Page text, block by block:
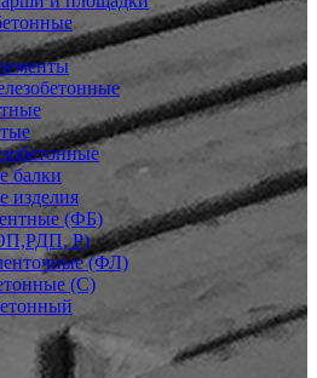
балки
изделия
(ФБ)
Р)
(ФЛ)
(С)